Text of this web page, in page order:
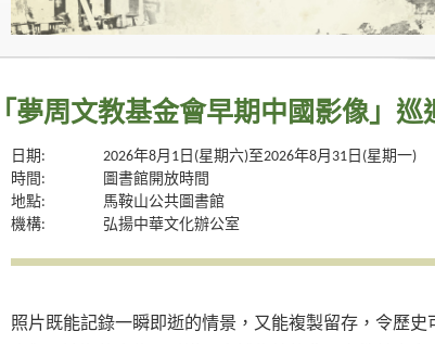
「夢周文教基金會早期中國影像」巡
日期:
2026年8月1日(星期六)至2026年8月31日(星期一)
時間:
圖書館開放時間
地點:
馬鞍山公共圖書館
機構:
弘揚中華文化辦公室
照片既能記錄一瞬即逝的情景，又能複製留存，令歷